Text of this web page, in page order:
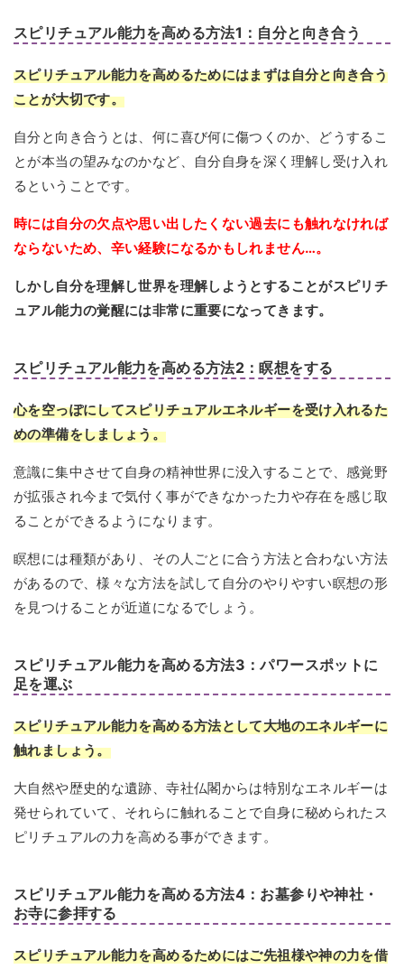
スピリチュアル能力を高める方法1：自分と向き合う
スピリチュアル能力を高めるためにはまずは自分と向き合う
ことが大切です。
自分と向き合うとは、何に喜び何に傷つくのか、どうするこ
とが本当の望みなのかなど、自分自身を深く理解し受け入れ
るということです。
時には自分の欠点や思い出したくない過去にも触れなければ
ならないため、辛い経験になるかもしれません…。
しかし自分を理解し世界を理解しようとすることがスピリチ
ュアル能力の覚醒には非常に重要になってきます。
スピリチュアル能力を高める方法2：瞑想をする
心を空っぽにしてスピリチュアルエネルギーを受け入れるた
めの準備をしましょう。
意識に集中させて自身の精神世界に没入することで、感覚野
が拡張され今まで気付く事ができなかった力や存在を感じ取
ることができるようになります。
瞑想には種類があり、その人ごとに合う方法と合わない方法
があるので、様々な方法を試して自分のやりやすい瞑想の形
を見つけることが近道になるでしょう。
スピリチュアル能力を高める方法3：パワースポットに
足を運ぶ
スピリチュアル能力を高める方法として大地のエネルギーに
触れましょう。
大自然や歴史的な遺跡、寺社仏閣からは特別なエネルギーは
発せられていて、それらに触れることで自身に秘められたス
ピリチュアルの力を高める事ができます。
スピリチュアル能力を高める方法4：お墓参りや神社・
お寺に参拝する
スピリチュアル能力を高めるためにはご先祖様や神の力を借